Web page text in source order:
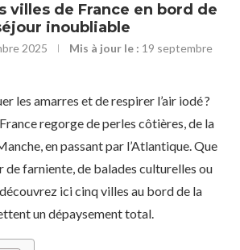
villes de France en bord de
inoubliable
2025 Mis à jour le : 19 septembre
les amarres et de respirer l’air iodé ?
regorge de perles côtières, de la
en passant par l’Atlantique. Que
de farniente, de balades culturelles ou
ici cinq villes au bord de la
un dépaysement total.